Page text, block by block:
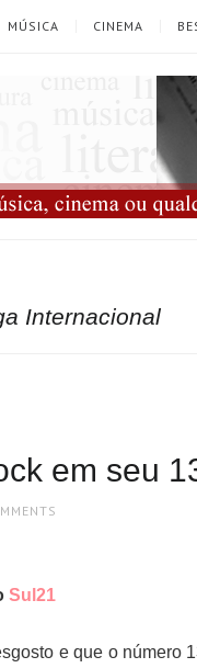
MÚSICA CINEMA
Internacional
em seu
Sul21
e que o número